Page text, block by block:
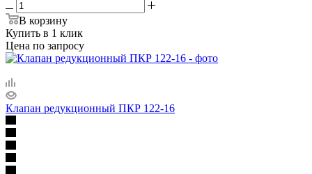
В корзину
Купить в 1 клик
Цена по запросу
Клапан редукционный ПКР 122-16